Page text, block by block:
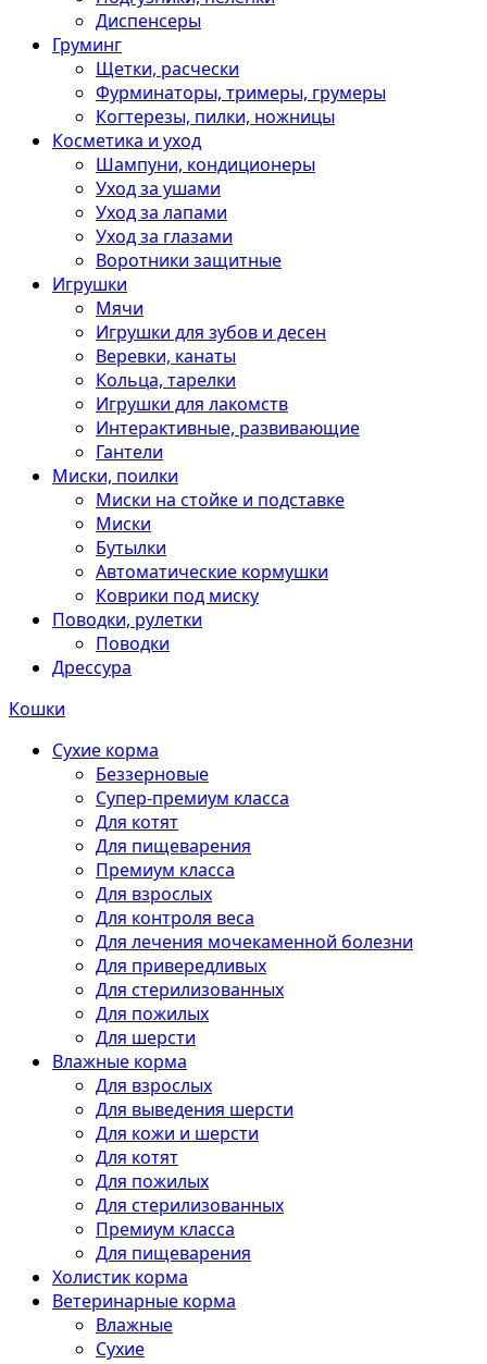
Диспенсеры
Груминг
Щетки, расчески
Фурминаторы, тримеры, грумеры
Когтерезы, пилки, ножницы
Косметика и уход
Шампуни, кондиционеры
Уход за ушами
Уход за лапами
Уход за глазами
Воротники защитные
Игрушки
Мячи
Игрушки для зубов и десен
Веревки, канаты
Кольца, тарелки
Игрушки для лакомств
Интерактивные, развивающие
Гантели
Миски, поилки
Миски на стойке и подставке
Миски
Бутылки
Автоматические кормушки
Коврики под миску
Поводки, рулетки
Поводки
Дрессура
Кошки
Сухие корма
Беззерновые
Супер-премиум класса
Для котят
Для пищеварения
Премиум класса
Для взрослых
Для контроля веса
Для лечения мочекаменной болезни
Для привередливых
Для стерилизованных
Для пожилых
Для шерсти
Влажные корма
Для взрослых
Для выведения шерсти
Для кожи и шерсти
Для котят
Для пожилых
Для стерилизованных
Премиум класса
Для пищеварения
Холистик корма
Ветеринарные корма
Влажные
Сухие